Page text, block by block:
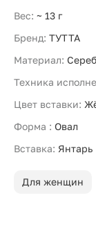
Вес: ~ 13 г
Бренд: ТУТТА
Материал:
Техника
Цвет вставки:
Форма : Овал
Вставка: Янтарь
Для женщин